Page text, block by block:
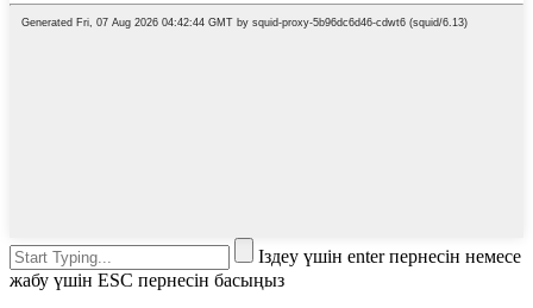
Іздеу үшін enter пернесін немесе
жабу үшін ESC пернесін басыңыз